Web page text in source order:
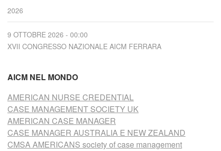
2026
9 OTTOBRE 2026 - 00:00
XVII CONGRESSO NAZIONALE AICM FERRARA
AICM NEL MONDO
AMERICAN NURSE CREDENTIAL
CASE MANAGEMENT SOCIETY UK
AMERICAN CASE MANAGER
CASE MANAGER AUSTRALIA E NEW ZEALAND
CMSA AMERICANS society of case management